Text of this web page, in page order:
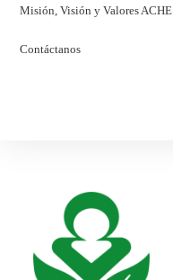
Misión, Visión y Valores ACHE
Contáctanos